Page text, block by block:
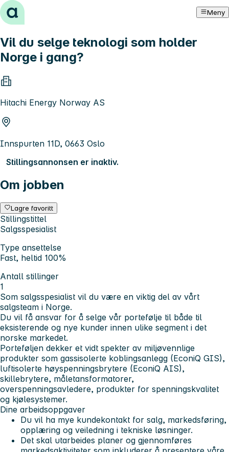
Hopp til innhold Meny
Vil du selge teknologi som holder
Norge i gang?
Hitachi Energy Norway AS
Innspurten 11D, 0663 Oslo
Stillingsannonsen er inaktiv.
Om jobben
Lagre favoritt
Stillingstittel
Salgsspesialist
Type ansettelse
Fast, heltid 100%
Antall stillinger
1
Som salgsspesialist vil du være en viktig del av vårt
salgsteam i Norge.
Du vil få ansvar for å selge vår portefølje til både til
eksisterende og nye kunder innen ulike segment i det
norske markedet.
Porteføljen dekker et vidt spekter av miljøvennlige
produkter som gassisolerte koblingsanlegg (EconiQ GIS),
luftisolerte høyspenningsbrytere (EconiQ AIS),
skillebrytere, måletansformatorer,
overspenningsavledere, produkter for spenningskvalitet
og kjølesystemer.
Dine arbeidsoppgaver
Du vil ha mye kundekontakt for salg, markedsføring,
opplæring og veiledning i tekniske løsninger.
Det skal utarbeides planer og gjennomføres